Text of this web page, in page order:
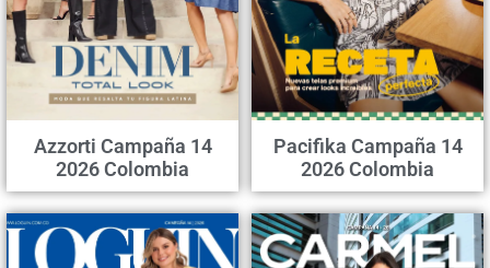
Azzorti Campaña 14
2026 Colombia
Pacifika Campaña 14
2026 Colombia